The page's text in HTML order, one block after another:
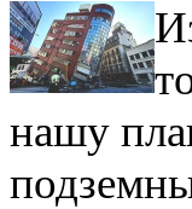
нашу